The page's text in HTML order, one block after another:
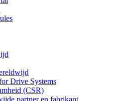
Drive Systems
(CSR)
partner en fabrikant